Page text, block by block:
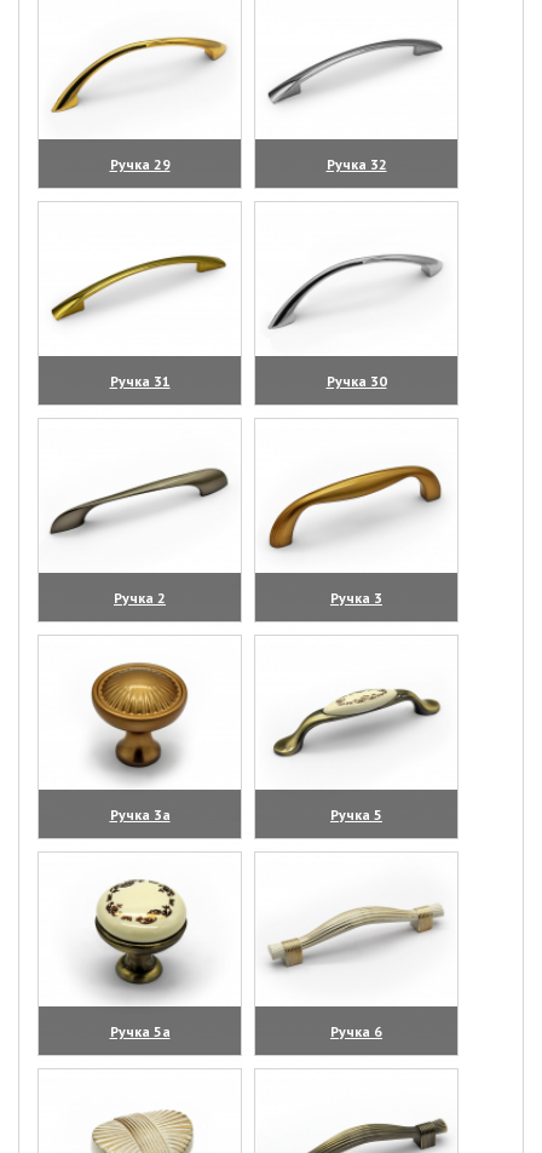
Ручка 29
(увеличить)
Ручка 32
(увеличить)
Ручка 31
(увеличить)
Ручка 30
(увеличить)
Ручка 2
(увеличить)
Ручка 3
(увеличить)
Ручка 3а
(увеличить)
Ручка 5
(увеличить)
Ручка 5а
(увеличить)
Ручка 6
(увеличить)